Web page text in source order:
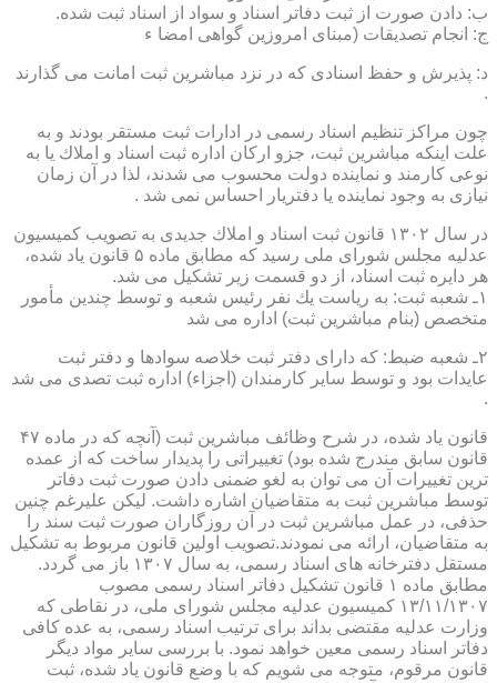
ب: دادن صورت از ثبت دفاتر اسناد و سواد از اسناد ثبت شده.
ج: انجام تصدیقات (مبنای امروزین گواهی امضا ء
د: پذیرش و حفظ اسنادی كه در نزد مباشرین ثبت امانت می گذارند
.
چون مراكز تنظیم اسناد رسمی در ادارات ثبت مستقر بودند و به
علت اینكه مباشرین ثبت، جزو اركان اداره ثبت اسناد و املاك یا به
نوعی كارمند و نماینده دولت محسوب می شدند، لذا در آن زمان
نیازی به وجود نماینده یا دفتریار احساس نمی شد .
در سال ۱۳۰۲ قانون ثبت اسناد و املاك جدیدی به تصویب كمیسیون
عدلیه مجلس شورای ملی رسید كه مطابق ماده ۵ قانون یاد شده،
هر دایره ثبت اسناد، از دو قسمت زیر تشكیل می شد.
۱ـ شعبه ثبت: به ریاست یك نفر رئیس شعبه و توسط چندین مأمور
متخصص (بنام مباشرین ثبت) اداره می شد
۲ـ شعبه ضبط: كه دارای دفتر ثبت خلاصه سوادها و دفتر ثبت
عایدات بود و توسط سایر كارمندان (اجزاء) اداره ثبت تصدی می شد
.
قانون یاد شده، در شرح وظائف مباشرین ثبت (آنچه كه در ماده ۴۷
قانون سابق مندرج شده بود) تغییراتی را پدیدار ساخت كه از عمده
ترین تغییرات آن می توان به لغو ضمنی دادن صورت ثبت دفاتر
توسط مباشرین ثبت به متقاضیان اشاره داشت. لیكن علیرغم چنین
حذفی، در عمل مباشرین ثبت در آن روزگاران صورت ثبت سند را
به متقاضیان، ارائه می نمودند.تصویب اولین قانون مربوط به تشكیل
مستقل دفترخانه های اسناد رسمی، به سال ۱۳۰۷ باز می گردد.
مطابق ماده ۱ قانون تشكیل دفاتر اسناد رسمی مصوب
۱۳/۱۱/۱۳۰۷ كمیسیون عدلیه مجلس شورای ملی، در نقاطی كه
وزارت عدلیه مقتضی بداند برای ترتیب اسناد رسمی، به عده كافی
دفاتر اسناد رسمی معین خواهد نمود. با بررسی سایر مواد دیگر
قانون مرقوم، متوجه می شویم كه با وضع قانون یاد شده، ثبت